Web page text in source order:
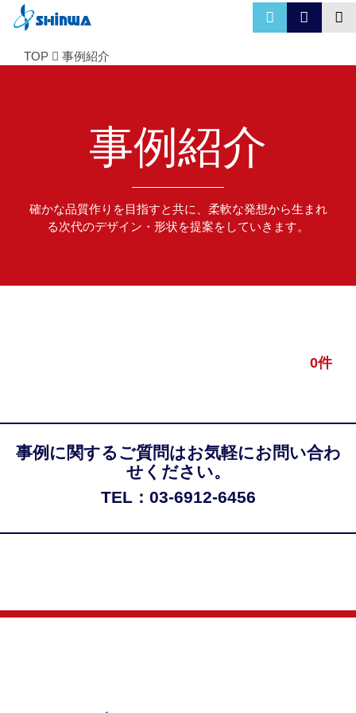
TOP 事例紹介
事例紹介
確かな品質作りを目指すと共に、柔軟な発想から生まれ
る次代のデザイン・形状を提案をしていきます。
0件
事例に関するご質問はお気軽にお問い合わ
せください。
TEL：03-6912-6456